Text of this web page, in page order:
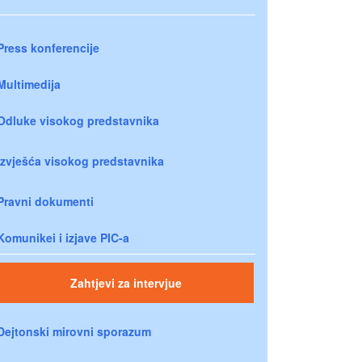
konferencije
visokog predstavnika
visokog predstavnika
dokumenti
i izjave PIC-a
Zahtjevi za intervjue
mirovni sporazum